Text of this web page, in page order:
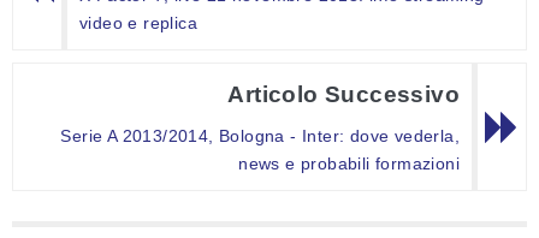
video e replica
Articolo Successivo
Serie A 2013/2014, Bologna - Inter: dove vederla,
news e probabili formazioni